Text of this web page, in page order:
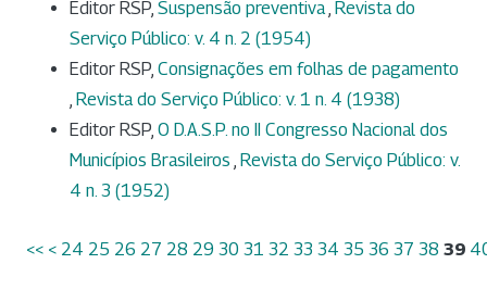
Editor RSP, Suspensão preventiva, Revista do
Serviço Público: v. 4 n. 2 (1954)
Editor RSP, Consignações em folhas de pagamento
, Revista do Serviço Público: v. 1 n. 4 (1938)
Editor RSP, O D.A.S.P. no II Congresso Nacional dos
Municípios Brasileiros , Revista do Serviço Público: v.
4 n. 3 (1952)
<< < 24 25 26 27 28 29 30 31 32 33 34 35 36 37 38 39